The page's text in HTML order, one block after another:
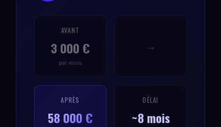
AVANT
3 000 €
par mois
→
APRÈS
58 000 €
DÉLAI
~8 mois